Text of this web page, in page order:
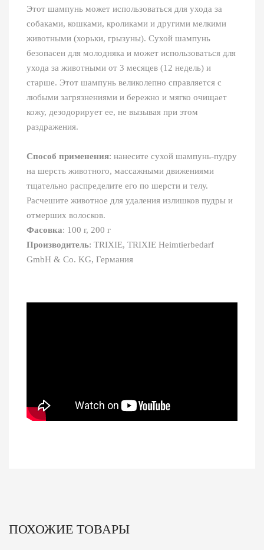
Этот шампунь может использоваться для ухода за
собаками, кошками, кроликами и другими мелкими
животными (хорьки, грызуны). Сухой шампунь
безопасен для молодняка и может использоваться для
ухода за животными от 3 месяцев (12 недель) и
старше. Этот шампунь великолепно справляется с
любыми загрязнениями и бережно и мягко очищает
кожу, дезодорирует ее, не вызывая при этом
раздражения.
Способ применения: нанесите сухой шампунь-пудру
на шерсть животного, массажными движениями
тщательно распределите его по шерсти и телу.
Расчешите животное для удаления излишков пудры и
отмерших волосков.
Фасовка: 100 г, 200 г
Производитель: TRIXIE, TRIXIE Heimtierbedarf
GmbH & Co. KG, Германия
ПОХОЖИЕ ТОВАРЫ